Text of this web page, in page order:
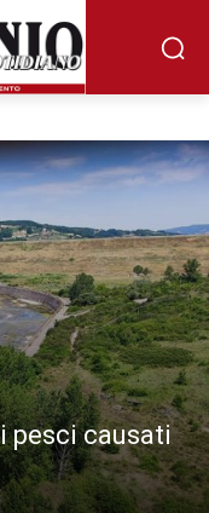
pesci causati